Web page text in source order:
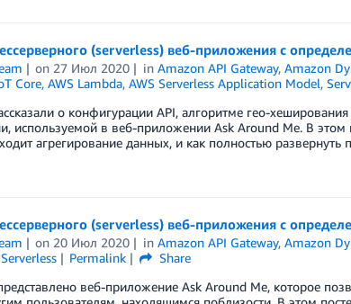
(serverless) веб-приложения с
on 27 Июл 2020 inAmazon API Gateway,Amazon
Core, AWS Lambda, AWS Serverless Application Model,
о конфигурации API, алгоритме гео-
используемой в веб-приложении Ask Around Me. В этом
агрегирование данных, и как полностью
(serverless) веб-приложения с
on 20 Июл 2020 inAmazon API Gateway,Amazon
Serverless Permalink
Share
веб-приложение Ask Around Me, которое